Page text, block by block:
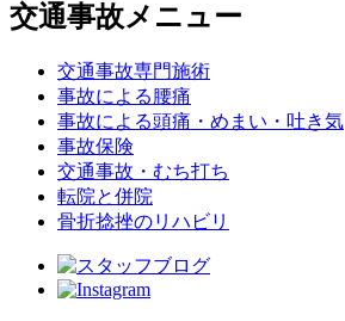
交通事故メニュー
交通事故専門施術
事故による腰痛
事故による頭痛・めまい・吐き気
事故保険
交通事故・むち打ち
転院と併院
骨折捻挫のリハビリ